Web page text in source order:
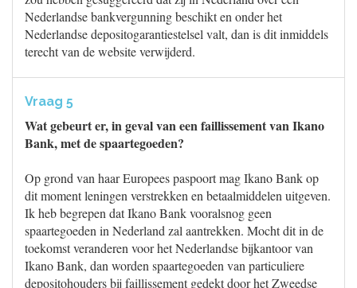
Nederlandse bankvergunning beschikt en onder het
Nederlandse depositogarantiestelsel valt, dan is dit inmiddels
terecht van de website verwijderd.
Vraag 5
Wat gebeurt er, in geval van een faillissement van Ikano
Bank, met de spaartegoeden?
Op grond van haar Europees paspoort mag Ikano Bank op
dit moment leningen verstrekken en betaalmiddelen uitgeven.
Ik heb begrepen dat Ikano Bank vooralsnog geen
spaartegoeden in Nederland zal aantrekken. Mocht dit in de
toekomst veranderen voor het Nederlandse bijkantoor van
Ikano Bank, dan worden spaartegoeden van particuliere
depositohouders bij faillissement gedekt door het Zweedse